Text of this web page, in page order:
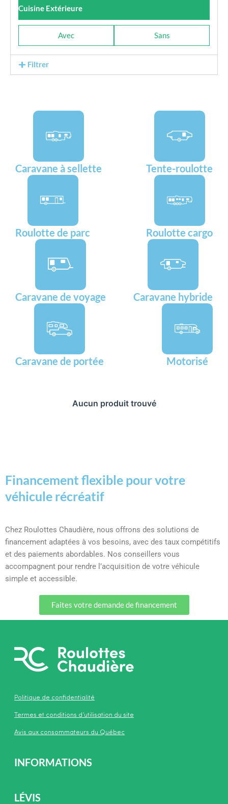
Cuisine Extérieure
Avec Sans
Filtrer
Caravane à sellette Tente-roulotte
Roulotte de parc Roulotte cargo
Caravane de voyage Caravane hybride
Caravane de portée Motorisé
Aucun produit trouvé
Financement flexible pour votre
véhicule récréatif
Chez Roulottes Chaudière, nous offrons des solutions de
financement adaptées à vos besoins, avec des taux compétitifs
et des paiements abordables. Nos conseillers vous
accompagnent pour rendre l’acquisition de votre véhicule
simple et accessible.
Faites votre demande de financement
Politique de confidentialité
Termes et conditions d’utilisation du site
Avis aux consommateurs du Québec
INFORMATIONS
LÉVIS